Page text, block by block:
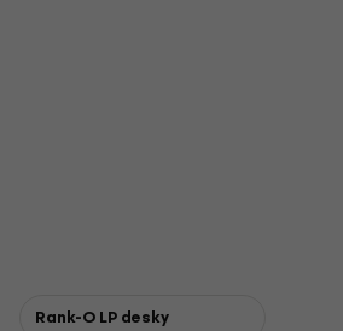
Rank-O LP desky